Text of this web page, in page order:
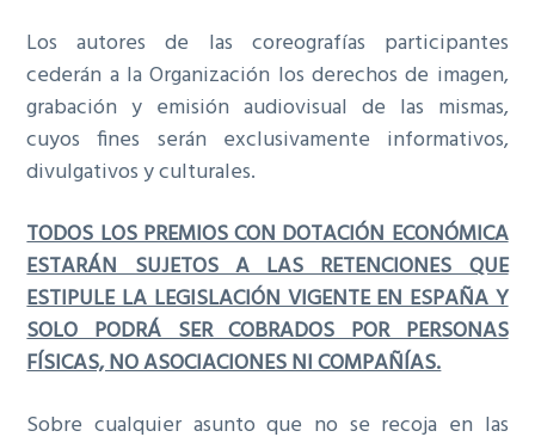
Los autores de las coreografías participantes
cederán a la Organización los derechos de imagen,
grabación y emisión audiovisual de las mismas,
cuyos fines serán exclusivamente informativos,
divulgativos y culturales.
TODOS LOS PREMIOS CON DOTACIÓN ECONÓMICA
ESTARÁN SUJETOS A LAS RETENCIONES QUE
ESTIPULE LA LEGISLACIÓN VIGENTE EN ESPAÑA Y
SOLO PODRÁ SER COBRADOS POR PERSONAS
FÍSICAS, NO ASOCIACIONES NI COMPAÑÍAS.
Sobre cualquier asunto que no se recoja en las